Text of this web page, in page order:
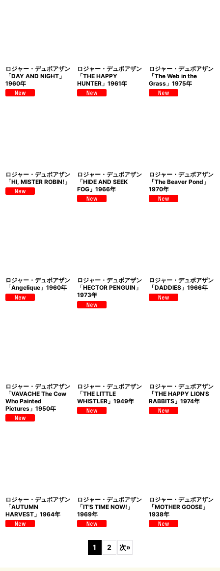
ロジャー・デュボアザン
「DAY AND NIGHT」
1960年
ロジャー・デュボアザン
「THE HAPPY
HUNTER」1961年
ロジャー・デュボアザン
「The Web in the
Grass」1975年
ロジャー・デュボアザン
「HI, MISTER ROBIN!」
ロジャー・デュボアザン
「HIDE AND SEEK
FOG」1966年
ロジャー・デュボアザン
「The Beaver Pond」
1970年
ロジャー・デュボアザン
「Angelique」1960年
ロジャー・デュボアザン
「HECTOR PENGUIN」
1973年
ロジャー・デュボアザン
「DADDIES」1966年
ロジャー・デュボアザン
「VAVACHE The Cow
Who Painted
Pictures」1950年
ロジャー・デュボアザン
「THE LITTLE
WHISTLER」1949年
ロジャー・デュボアザン
「THE HAPPY LION'S
RABBITS」1974年
ロジャー・デュボアザン
「AUTUMN
HARVEST」1964年
ロジャー・デュボアザン
「IT'S TIME NOW!」
1969年
ロジャー・デュボアザン
「MOTHER GOOSE」
1938年
1 2 次»